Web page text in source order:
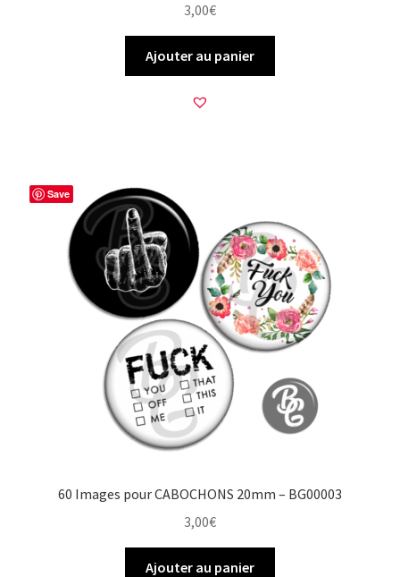
3,00€
Ajouter au panier
Save
60 Images pour CABOCHONS 20mm – BG00003
3,00€
Ajouter au panier